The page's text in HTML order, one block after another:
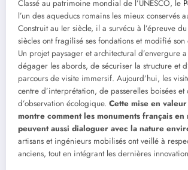
Classé au patrimoine mondial de l’UNESCO, le
l’un des aqueducs romains les mieux conservés
Construit au Ier siècle, il a survécu à l’épreuve
siècles ont fragilisé ses fondations et modifié son
Un projet paysager et architectural d’envergure
dégager les abords, de sécuriser la structure et
parcours de visite immersif. Aujourd’hui, les
centre d’interprétation, de passerelles boisées et
d’observation écologique. Cette mise en
montre comment les monuments français en
peuvent aussi dialoguer avec la nature
artisans et ingénieurs mobilisés ont veillé à
anciens, tout en intégrant les dernières